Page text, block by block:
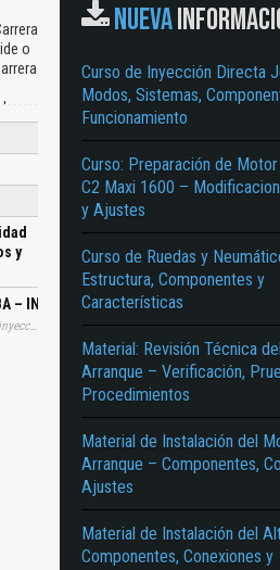
o
de
la
y
INYECTOR – FUNCIONAMIENTO –
Tags: manual, manuales, instrucciones, libros, instrucción, gratuito, gratuitos, modelos, simuladores, simulaciones, sistemas, inyectores, inyectoras, inyecciones, combustibles, dísels, diésels, diesels, disels, unidades, bombas, descipciones, partes, hipotesis, calculos, cálculos, analisis, conclusión, aprender, descargas
NUEVA
Curso de Inyección Directa
Modos, Sistemas,
Funcionamiento
Curso: Preparación de
C2 Maxi 1600 –
y Ajustes
Curso de Ruedas y
Estructura, Componentes y
Características
Material: Revisión Técnica
Arranque – Verificación,
Procedimientos
Material de Instalación del
Arranque – Componentes,
Ajustes
Material de Instalación del
Componentes, Conexiones y